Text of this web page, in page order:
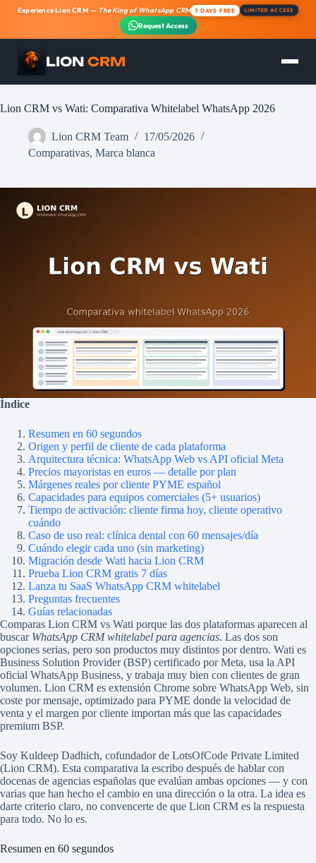
ExperienceLion CRM — The King of WhatsApp CRM 7 DAYS FREE LIMITED ACCESS
Request Access
LION CRM
al
Lion CRM vs Wati: Comparativa Whitelabel WhatsApp 2026
Lion CRM Team
17/05/2026
Comparativas, Marca blanca
Índice
Resumen en 60 segundos
Origen y perfil de cliente de cada plataforma
Arquitectura técnica: WhatsApp Web vs API oficial Meta
Precios mayoristas en euros — detalle por plan
Márgenes reales por cliente PYME español
Capacidades para equipos comerciales (5+ usuarios)
Tiempo de activación: cliente firma hoy, cliente operativo
cuándo
Caso de uso real: clínica dental con 60 mensajes/día
Cuándo elegir cada uno (sin marketing)
Migración desde Wati hacia Lion CRM
Prueba Lion CRM gratis 7 días
Lanza tu SaaS WhatsApp CRM whitelabel
Preguntas frecuentes
Guías relacionadas
Comparas Lion CRM vs Wati porque las dos plataformas aparecen al
buscar WhatsApp CRM whitelabel para agencias. Las dos son
opciones serias, pero son productos muy distintos por dentro. Wati es
Business Solution Provider (BSP) certificado por Meta, usa la API
oficial WhatsApp Business, y trabaja muy bien con clientes de gran
volumen. Lion CRM es extensión Chrome sobre WhatsApp Web, sin
coste por mensaje, optimizado para PYME donde la velocidad de
venta y el margen por cliente importan más que las capacidades
premium BSP.
Soy Kuldeep Dadhich, cofundador de LotsOfCode Private Limited
(Lion CRM). Esta comparativa la escribo después de hablar con
docenas de agencias españolas que evalúan ambas opciones — y con
varias que han hecho el cambio en una dirección o la otra. La idea es
darte criterio claro, no convencerte de que Lion CRM es la respuesta
para todo. No lo es.
Resumen en 60 segundos